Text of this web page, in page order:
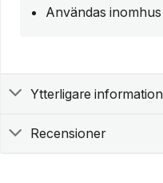
Användas
Ytterligare information
Recensioner